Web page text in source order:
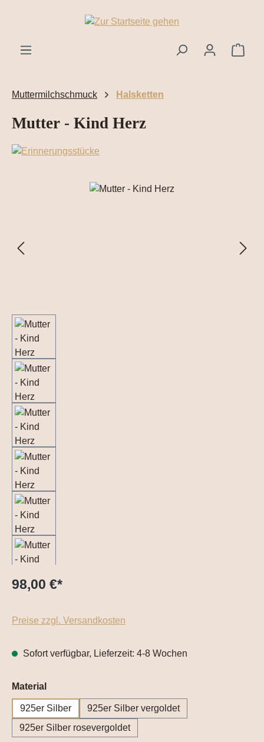
Zum Hauptinhalt springen
Muttermilchschmuck Halsketten
Mutter - Kind Herz
Bildergalerie überspringen
98,00 €*
Preise zzgl. Versandkosten
Sofort verfügbar, Lieferzeit: 4-8 Wochen
Materialauswählen
925er Silber
925er Silber vergoldet
925er Silber rosevergoldet